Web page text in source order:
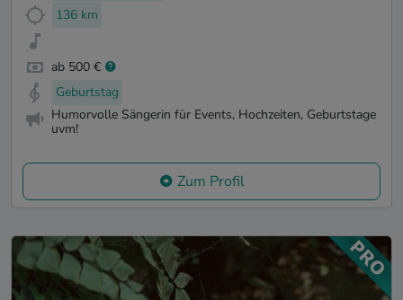
136 km
ab 500 €
Geburtstag
Humorvolle Sängerin für Events, Hochzeiten, Geburtstage
uvm!
Zum Profil